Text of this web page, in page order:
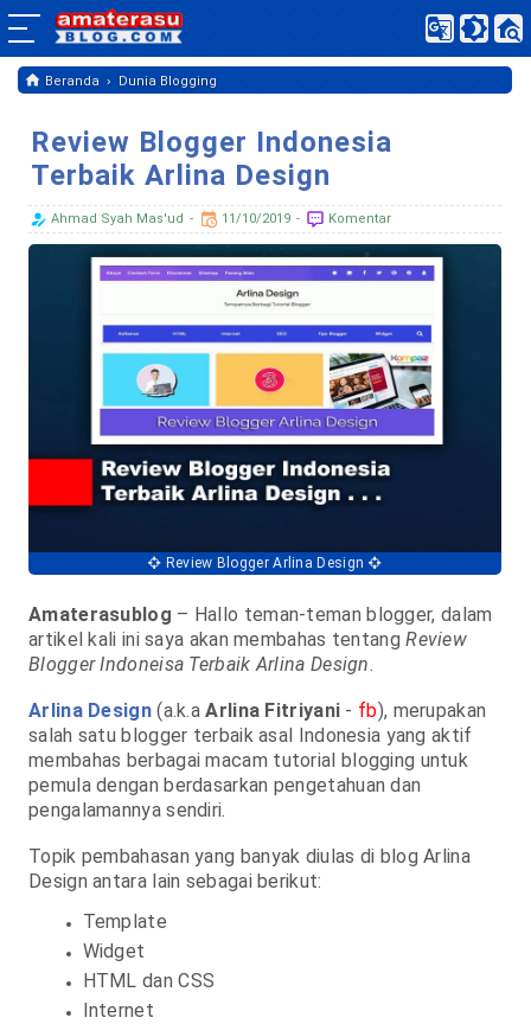
Beranda › Dunia Blogging
Review Blogger Indonesia
Terbaik Arlina Design
Ahmad Syah Mas'ud 11/10/2019 Komentar
Review Blogger Arlina Design
Amaterasublog – Hallo teman-teman blogger, dalam
artikel kali ini saya akan membahas tentangReview
Blogger Indoneisa Terbaik Arlina Design.
Arlina Design(a.k.aArlina Fitriyani - fb), merupakan
salah satu blogger terbaik asal Indonesia yang aktif
membahas berbagai macam tutorial blogging untuk
pemula dengan berdasarkan pengetahuan dan
pengalamannya sendiri.
Topik pembahasan yang banyak diulas di blog Arlina
Design antara lain sebagai berikut:
Template
Widget
HTML dan CSS
Internet